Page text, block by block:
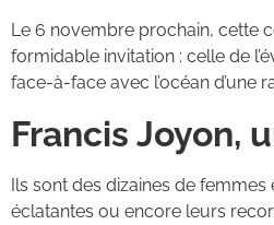
Le 6 novembre prochain, cette
formidable invitation : celle de
face-à-face avec l’océan d’une
Francis Joyon,
Ils sont des dizaines de
éclatantes ou encore leurs